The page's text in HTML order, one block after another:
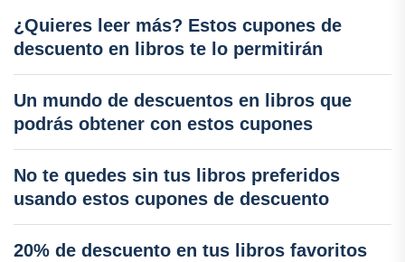
¿Quieres leer más? Estos cupones de
descuento en libros te lo permitirán
Un mundo de descuentos en libros que
podrás obtener con estos cupones
No te quedes sin tus libros preferidos
usando estos cupones de descuento
20% de descuento en tus libros favoritos